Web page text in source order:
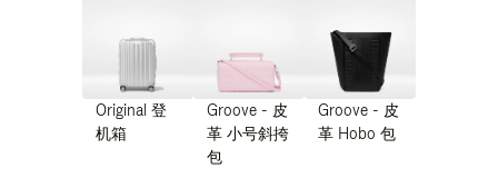
Original 登
机箱
Groove - 皮
革 小号斜挎
包
Groove - 皮
革 Hobo 包